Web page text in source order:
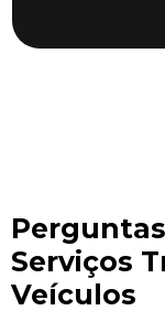
Serviços
Veículos